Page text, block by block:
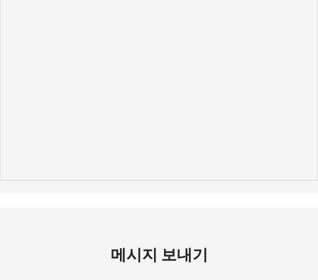
메시지 보내기